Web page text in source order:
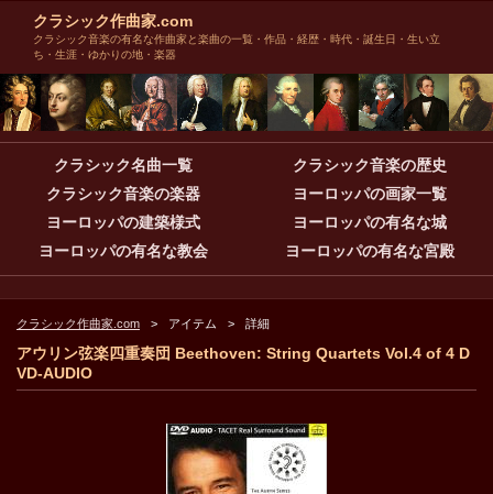
クラシック作曲家.com
クラシック音楽の有名な作曲家と楽曲の一覧・作品・経歴・時代・誕生日・生い立
ち・生涯・ゆかりの地・楽器
クラシック名曲一覧
クラシック音楽の歴史
クラシック音楽の楽器
ヨーロッパの画家一覧
ヨーロッパの建築様式
ヨーロッパの有名な城
ヨーロッパの有名な教会
ヨーロッパの有名な宮殿
クラシック作曲家.com アイテム 詳細
アウリン弦楽四重奏団 Beethoven: String Quartets Vol.4 of 4 D
VD-AUDIO